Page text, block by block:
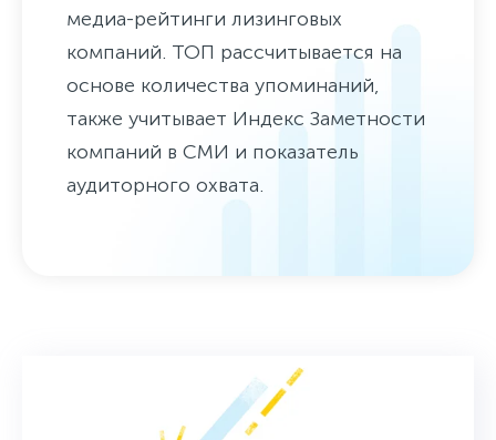
медиа-рейтинги лизинговых
компаний. ТОП рассчитывается на
основе количества упоминаний,
также учитывает Индекс Заметности
компаний в СМИ и показатель
аудиторного охвата.